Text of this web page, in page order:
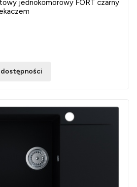
jednokomorowy FORT czarny